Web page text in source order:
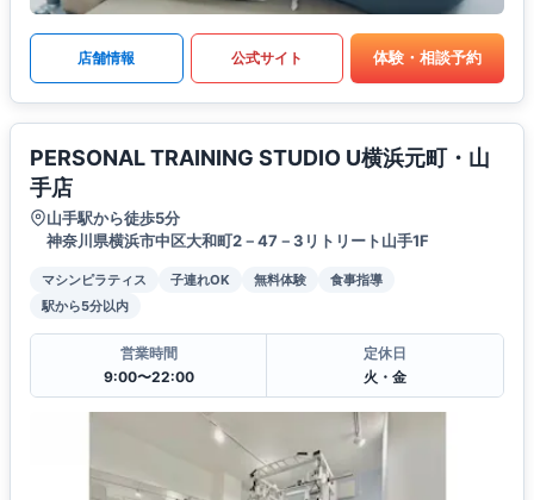
店舗情報 公式サイト 体験・相談予約
PERSONAL TRAINING STUDIO U横浜元町・山
手店
山手駅から徒歩5分
神奈川県横浜市中区大和町2－47－3リトリート山手1F
マシンピラティス 子連れOK 無料体験
食事指導
駅から5分以内
営業時間
9:00〜22:00
定休日
火・金